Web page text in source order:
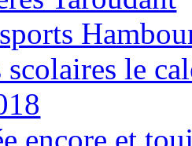
scolaires le
encore et